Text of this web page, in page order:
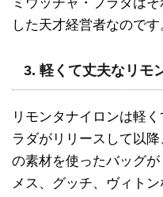
した天才経営者なのです
3. 軽くて丈夫なリモ
リモンタナイロンは軽
ラダがリリースして以
の素材を使ったバッグ
メス、グッチ、ヴィト